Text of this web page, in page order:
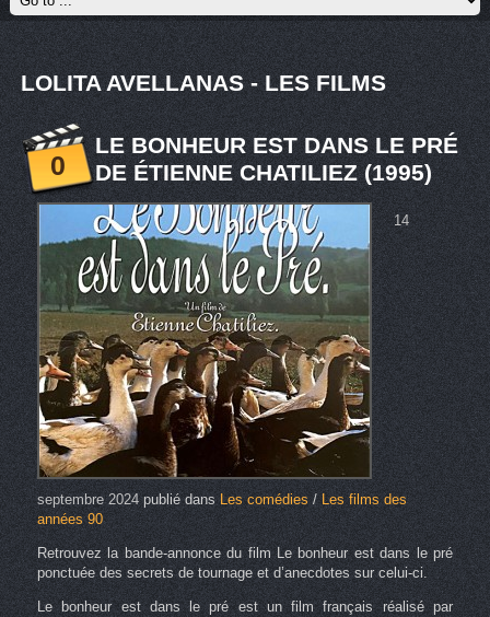
LOLITA AVELLANAS - LES FILMS
0
LE BONHEUR EST DANS LE PRÉ
DE ÉTIENNE CHATILIEZ (1995)
14
septembre 2024publié dansLes comédies / Les films des
années 90
Retrouvez la bande-annonce du film Le bonheur est dans le pré
ponctuée des secrets de tournage et d’anecdotes sur celui-ci.
Le bonheur est dans le pré est un film français réalisé par